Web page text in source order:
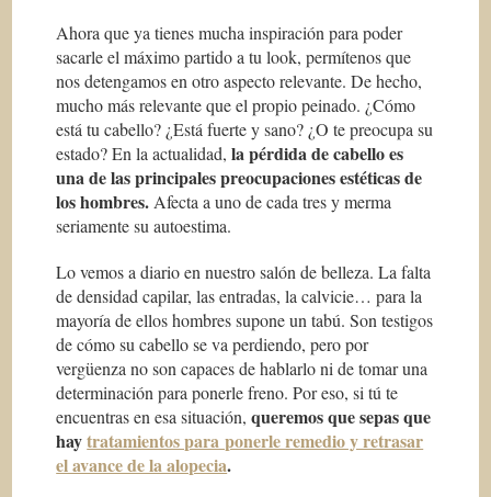
Ahora que ya tienes mucha inspiración para poder
sacarle el máximo partido a tu look, permítenos que
nos detengamos en otro aspecto relevante. De hecho,
mucho más relevante que el propio peinado. ¿Cómo
está tu cabello? ¿Está fuerte y sano? ¿O te preocupa su
estado? En la actualidad,la pérdida de cabello es
una de las principales preocupaciones estéticas de
los hombres.Afecta a uno de cada tres y merma
seriamente su autoestima.
Lo vemos a diario en nuestro salón de belleza. La falta
de densidad capilar, las entradas, la calvicie… para la
mayoría de ellos hombres supone un tabú. Son testigos
de cómo su cabello se va perdiendo, pero por
vergüenza no son capaces de hablarlo ni de tomar una
determinación para ponerle freno. Por eso, si tú te
encuentras en esa situación,queremos que sepas que
haytratamientos para ponerle remedio y retrasar
el avance de la alopecia.